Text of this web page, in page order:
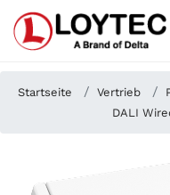
Startseite Vertrieb
DALI